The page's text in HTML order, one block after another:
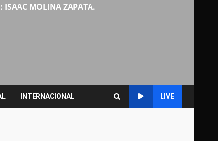
ISAAC MOLINA ZAPATA.
INTERNACIONAL LIVE